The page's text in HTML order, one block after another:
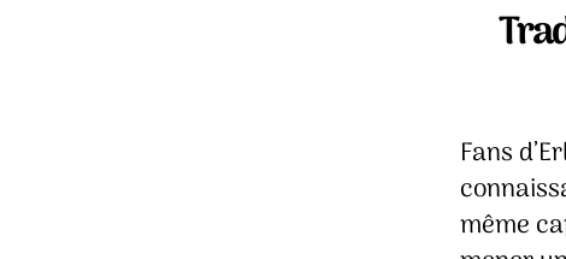
Fans
même